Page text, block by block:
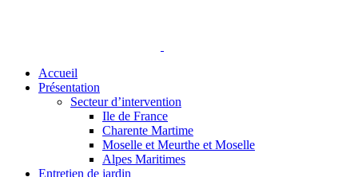
Accueil
Présentation
Secteur d’intervention
Ile de France
Charente Martime
Moselle et Meurthe et Moselle
Alpes Maritimes
Entretien de jardin